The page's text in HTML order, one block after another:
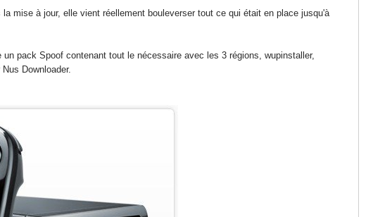
mise à jour, elle vient réellement bouleverser tout ce qui était en place jusqu'à
pack Spoof contenant tout le nécessaire avec les 3 régions, wupinstaller,
Downloader.